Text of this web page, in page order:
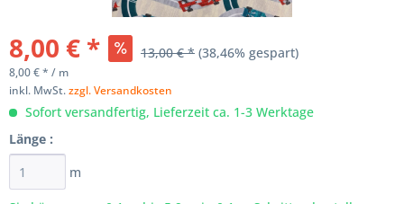
8,00 € * 13,00 € * (38,46% gespart)
8,00 € * / m
inkl. MwSt.zzgl. Versandkosten
Sofort versandfertig, Lieferzeit ca. 1-3 Werktage
Länge :
m